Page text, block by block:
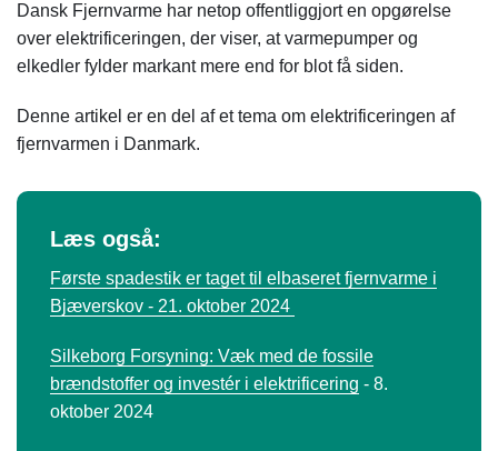
Dansk Fjernvarme har netop offentliggjort en opgørelse
over elektrificeringen, der viser, at varmepumper og
elkedler fylder markant mere end for blot få siden.
Denne artikel er en del af et tema om elektrificeringen af
fjernvarmen i Danmark.
Læs også:
Første spadestik er taget til elbaseret fjernvarme i
Bjæverskov - 21. oktober 2024
Silkeborg Forsyning: Væk med de fossile
brændstoffer og investér i elektrificering - 8.
oktober 2024